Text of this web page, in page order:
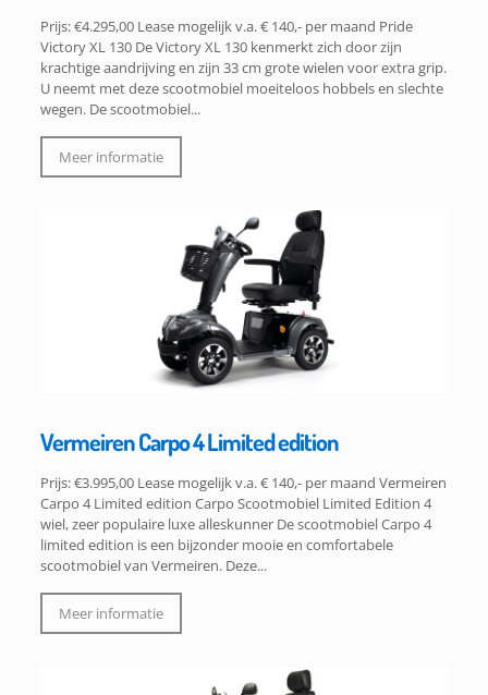
Prijs: €4.295,00 Lease mogelijk v.a. € 140,- per maand Pride
Victory XL 130 De Victory XL 130 kenmerkt zich door zijn
krachtige aandrijving en zijn 33 cm grote wielen voor extra grip.
U neemt met deze scootmobiel moeiteloos hobbels en slechte
wegen. De scootmobiel...
Meer informatie
Vermeiren Carpo 4 Limited edition
Prijs: €3.995,00 Lease mogelijk v.a. € 140,- per maand Vermeiren
Carpo 4 Limited edition Carpo Scootmobiel Limited Edition 4
wiel, zeer populaire luxe alleskunner De scootmobiel Carpo 4
limited edition is een bijzonder mooie en comfortabele
scootmobiel van Vermeiren. Deze...
Meer informatie